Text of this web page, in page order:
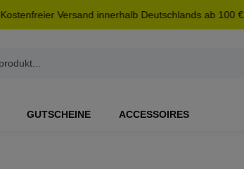
Kostenfreier Versand innerhalb Deutschlands ab 100 €
GUTSCHEINE ACCESSOIRES